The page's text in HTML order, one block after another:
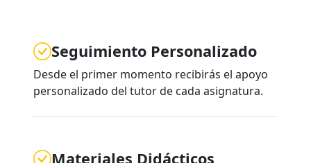
Seguimiento Personalizado
Desde el primer momento recibirás el apoyo
personalizado del tutor de cada asignatura.
Materiales Didácticos